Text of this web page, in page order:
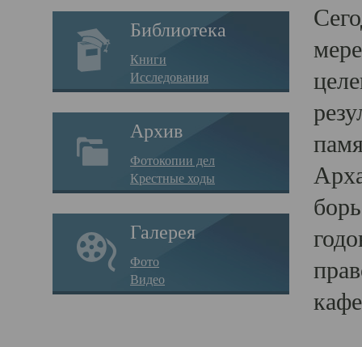
Библиотека
Книги
Исследования
Архив
Фотокопии дел
Крестные ходы
Галерея
Фото
Видео